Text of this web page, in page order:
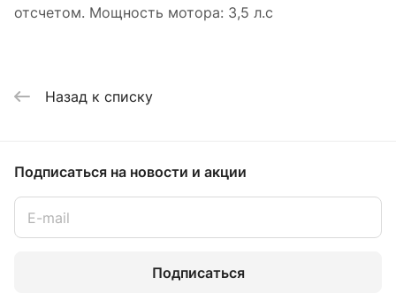
отсчетом. Мощность мотора: 3,5 л.с
Назад к списку
Подписаться на новости и акции
Подписаться